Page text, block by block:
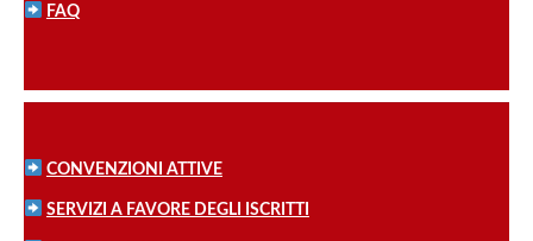
FAQ
CONVENZIONI ATTIVE
SERVIZI A FAVORE DEGLI ISCRITTI